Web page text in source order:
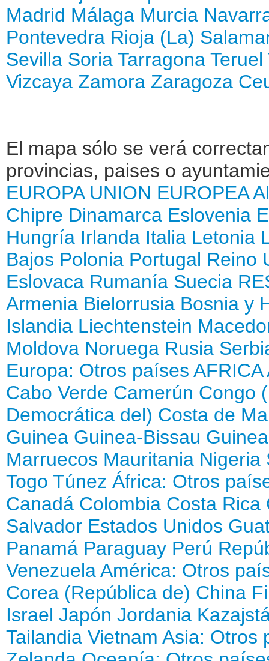
Madrid Málaga Murcia
Pontevedra Rioja (La)
Sevilla Soria Tarragona Teruel
Vizcaya Zamora Zaragoza
El mapa sólo se verá
provincias, paises o
EUROPA UNION EUROPEA
Chipre Dinamarca Eslovenia
Hungría Irlanda Italia Letonia
Bajos Polonia Portugal Reino
Eslovaca Rumanía Suecia
Armenia Bielorrusia Bosnia y
Islandia Liechtenstein
Moldova Noruega Rusia
Europa: Otros países AFRICA
Cabo Verde Camerún Congo
Democrática del) Costa de
Guinea Guinea-Bissau
Marruecos Mauritania Nigeria
Togo Túnez África: Otros
Canadá Colombia Costa Rica
Salvador Estados Unidos
Panamá Paraguay Perú
VenezuelaAmérica: Otros
Corea (República de) China
Israel Japón Jordania
Tailandia Vietnam Asia: Otros